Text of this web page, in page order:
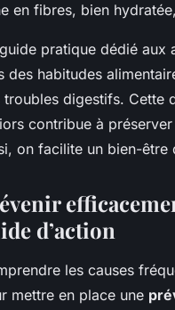
en fibres, bien
pratique dédié aux
des habitudes
troubles digestifs. Cette
contribue à
on facilite un bien-être
d’action
les causes
mettre en place une